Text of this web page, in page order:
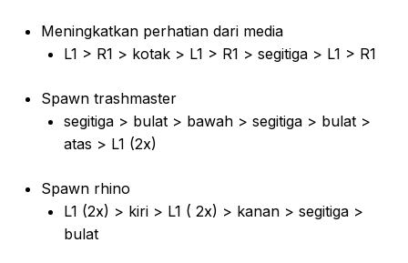
Meningkatkan perhatian dari media
L1 > R1 > kotak > L1 > R1 > segitiga > L1 > R1
Spawn trashmaster
segitiga > bulat > bawah > segitiga > bulat >
atas > L1 (2x)
Spawn rhino
L1 (2x) > kiri > L1 ( 2x) > kanan > segitiga >
bulat